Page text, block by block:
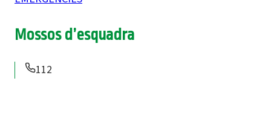
Mossos d’esquadra
112